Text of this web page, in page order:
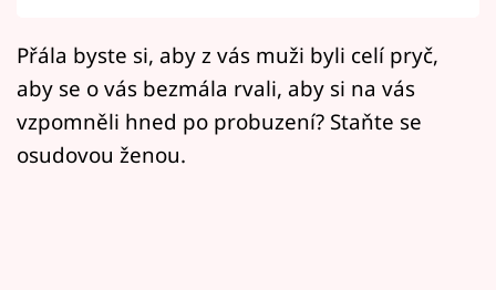
Mámy sobě
Přihlášení
Přála byste si, aby z vás muži byli celí pryč,
aby se o vás bezmála rvali, aby si na vás
vzpomněli hned po probuzení? Staňte se
osudovou ženou.